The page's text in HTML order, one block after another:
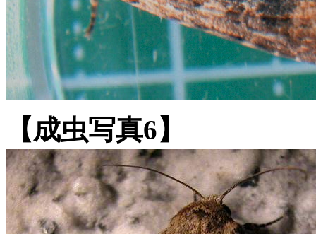
【成虫写真6】